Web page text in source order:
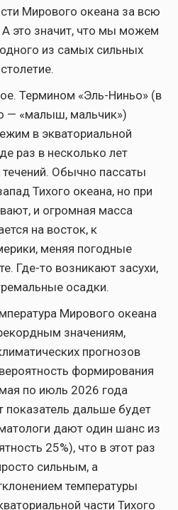
Мирового океана за всю
это значит, что мы можем
из самых сильных
Термином «Эль-Ниньо» (в
— «малыш, мальчик»)
в экваториальной
раз в несколько лет
течений. Обычно пассаты
Тихого океана, но при
и огромная масса
на восток, к
меняя погодные
Где-то возникают засухи,
осадки.
Мирового океана
значениям,
прогнозов
формирования
по июль 2026 года
показатель дальше будет
дают один шанс из
25%), что в этот раз
сильным, а
температуры
части Тихого